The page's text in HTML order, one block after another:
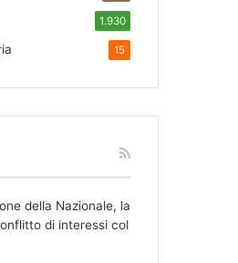
1.930
15
della Nazionale, la
di interessi col